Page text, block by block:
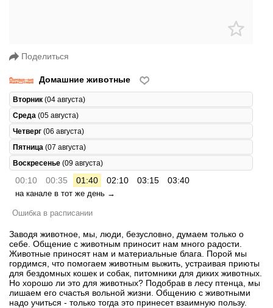
Поделиться
Домашние животные
Вторник (04 августа)
Среда (05 августа)
Четверг (06 августа)
Пятница (07 августа)
Воскресенье (09 августа)
00:10 00:35 01:40 02:10 03:15 03:40
на канале в тот же день →
Ошибка в расписании
Заводя животное, мы, люди, безусловно, думаем только о
себе. Общение с животным приносит нам много радости.
Животные приносят нам и материальные блага. Порой мы
гордимся, что помогаем животным выжить, устраивая приюты
для бездомных кошек и собак, питомники для диких животных.
Но хорошо ли это для животных? Подобрав в лесу птенца, мы
лишаем его счастья вольной жизни. Общению с животными
надо учиться - только тогда это принесет взаимную пользу.